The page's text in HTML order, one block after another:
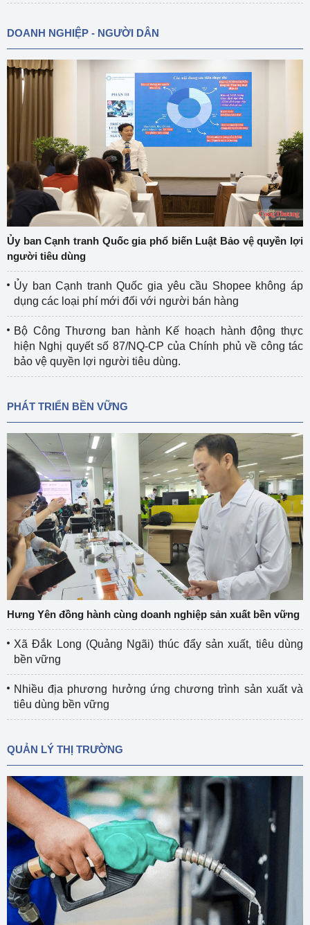
DOANH NGHIỆP - NGƯỜI DÂN
Ủy ban Cạnh tranh Quốc gia phổ biến Luật Bảo vệ quyền lợi
người tiêu dùng
Ủy ban Cạnh tranh Quốc gia yêu cầu Shopee không áp
dụng các loại phí mới đối với người bán hàng
Bộ Công Thương ban hành Kế hoạch hành động thực
hiện Nghị quyết số 87/NQ-CP của Chính phủ về công tác
bảo vệ quyền lợi người tiêu dùng.
PHÁT TRIỂN BỀN VỮNG
Hưng Yên đồng hành cùng doanh nghiệp sản xuất bền vững
Xã Đắk Long (Quảng Ngãi) thúc đẩy sản xuất, tiêu dùng
bền vững
Nhiều địa phương hưởng ứng chương trình sản xuất và
tiêu dùng bền vững
QUẢN LÝ THỊ TRƯỜNG